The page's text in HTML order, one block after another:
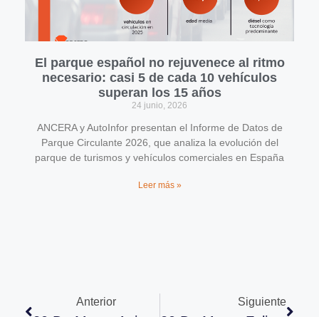
El parque español no rejuvenece al ritmo
necesario: casi 5 de cada 10 vehículos
superan los 15 años
24 junio, 2026
ANCERA y AutoInfor presentan el Informe de Datos de
Parque Circulante 2026, que analiza la evolución del
parque de turismos y vehículos comerciales en España
Leer más »
Anterior Siguiente